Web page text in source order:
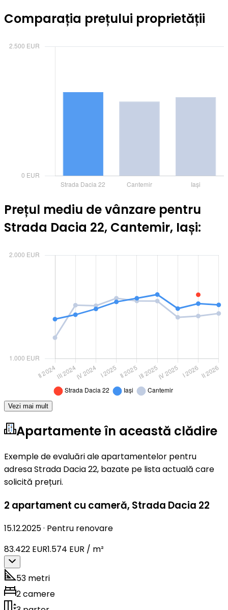
Comparația prețului proprietății
Prețul mediu de vânzare pentru
Strada Dacia 22, Cantemir, Iași:
Vezi mai mult
Apartamente în această clădire
Exemple de evaluări ale apartamentelor pentru
adresa Strada Dacia 22, bazate pe lista actuală care
solicită prețuri.
2 apartament cu cameră, Strada Dacia 22
15.12.2025· Pentru renovare
83.422 EUR1.574 EUR / m²
53 metri
2 camere